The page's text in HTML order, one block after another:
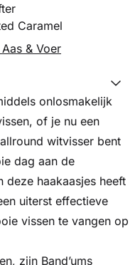
Caramel
& Voer
onlosmakelijk
of je nu een
witvisser bent
dag aan de
haakaasjes heeft
uiterst effectieve
vissen te vangen op
zijn Band’ums